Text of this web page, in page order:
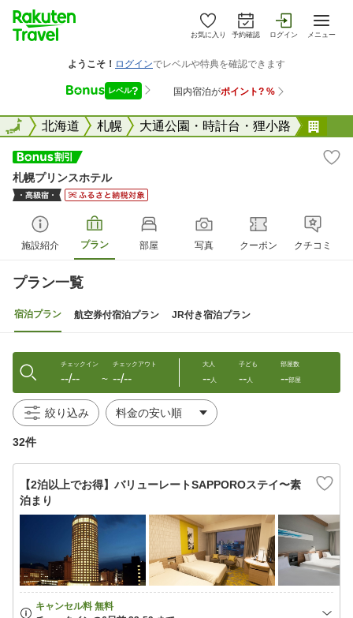
お気に入り 予約確認 ログイン メニュー
全国北海道 札幌 大通公園・時計台・狸小路
全国
札幌プリンスホテル
施設紹介 プラン 部屋 写真 クーポン クチコミ
プラン一覧
宿泊プラン 航空券付宿泊プラン JR付き宿泊プラン
チェックイン
--/-- 〜
チェックアウト
--/--
大人
--人
子ども
--人
部屋数
--部屋
絞り込み
32件
【2泊以上でお得】バリューレートSAPPOROステイ〜素
泊まり